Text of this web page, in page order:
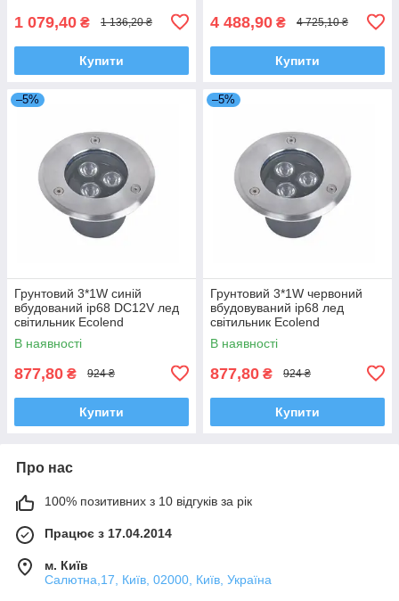
1 079,40 ₴ 1 136,20 ₴
Купити
4 488,90 ₴ 4 725,10 ₴
Купити
–5%
Грунтовий 3*1W синій
вбудований ip68 DC12V лед
світильник Ecolend
В наявності
877,80 ₴ 924 ₴
Купити
–5%
Грунтовий 3*1W червоний
вбудовуваний ip68 лед
світильник Ecolend
В наявності
877,80 ₴ 924 ₴
Купити
Про нас
100% позитивних з 10 відгуків за рік
Працює з 17.04.2014
м. Київ
Салютна,17, Київ, 02000, Київ, Україна